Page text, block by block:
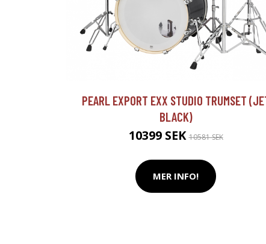
PEARL EXPORT EXX STUDIO TRUMSET
BLACK)
10399 SEK10581 SEK
MER INFO!